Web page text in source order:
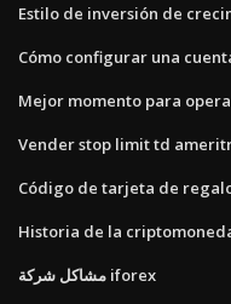
Estilo de inversión de
Cómo configurar una
Mejor momento para
Vender stop limit td
Código de tarjeta de
Historia de la
مشاكل شركة iforex